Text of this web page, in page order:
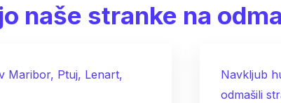
naše stranke na
Maribor, Ptuj, Lenart,
Navkljub
odmašili